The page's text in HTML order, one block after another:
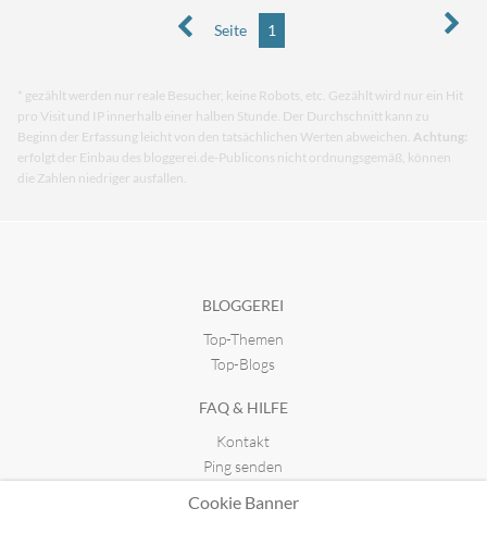
Seite 1
* gezählt werden nur reale Besucher, keine Robots, etc. Gezählt wird nur ein Hit
pro Visit und IP innerhalb einer halben Stunde. Der Durchschnitt kann zu
Beginn der Erfassung leicht von den tatsächlichen Werten abweichen. Achtung:
erfolgt der Einbau des bloggerei.de-Publicons nicht ordnungsgemäß, können
die Zahlen niedriger ausfallen.
BLOGGEREI
Top-Themen
Top-Blogs
FAQ & HILFE
Kontakt
Ping senden
Cookie Banner